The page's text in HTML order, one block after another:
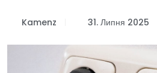
Kamenz 31. Липня 2025